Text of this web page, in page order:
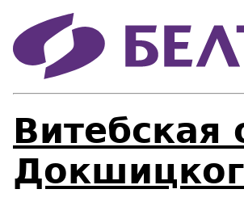
Витебская